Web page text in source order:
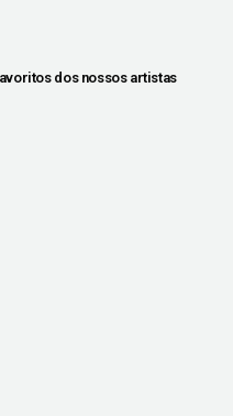
dos nossos artistas